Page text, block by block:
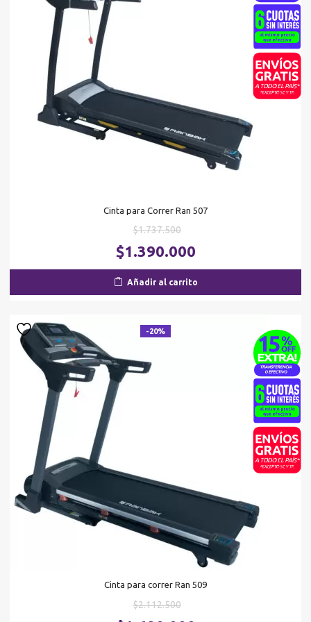
Cinta para Correr Ran 507
$1.737.500El
precio
original
era:
$1.737.500.
$1.390.000
Añadir al carrito
-20%
Cinta para correr Ran 509
$2.112.500El
precio